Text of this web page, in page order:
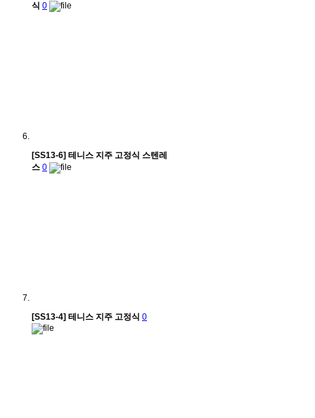
식 0
[SS13-6] 테니스 지주 고정식 스텐레
스 0
[SS13-4] 테니스 지주 고정식 0